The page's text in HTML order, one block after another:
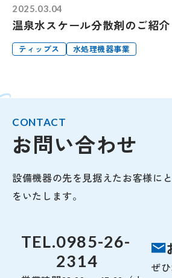
2025.03.04
温泉水スケール分散剤のご紹介
ティップス 水処理機器事業
CONTACT
お問い合わせ
設備機器の先を見据えたお客様に
をいたします。
TEL.0985-26-
2314
ぜ